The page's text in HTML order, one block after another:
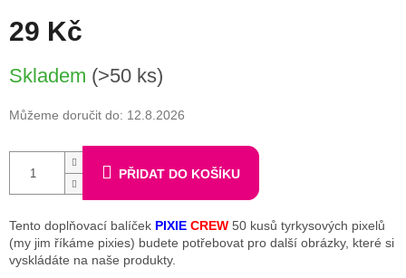
29 Kč
cena:
Skladem (>50 ks)
Můžeme doručit do: 12.8.2026
PŘIDAT DO KOŠÍKU
Tento doplňovací balíček PIXIE CREW 50 kusů tyrkysových pixelů
(my jim říkáme pixies) budete potřebovat pro další obrázky, které si
vyskládáte na naše produkty.